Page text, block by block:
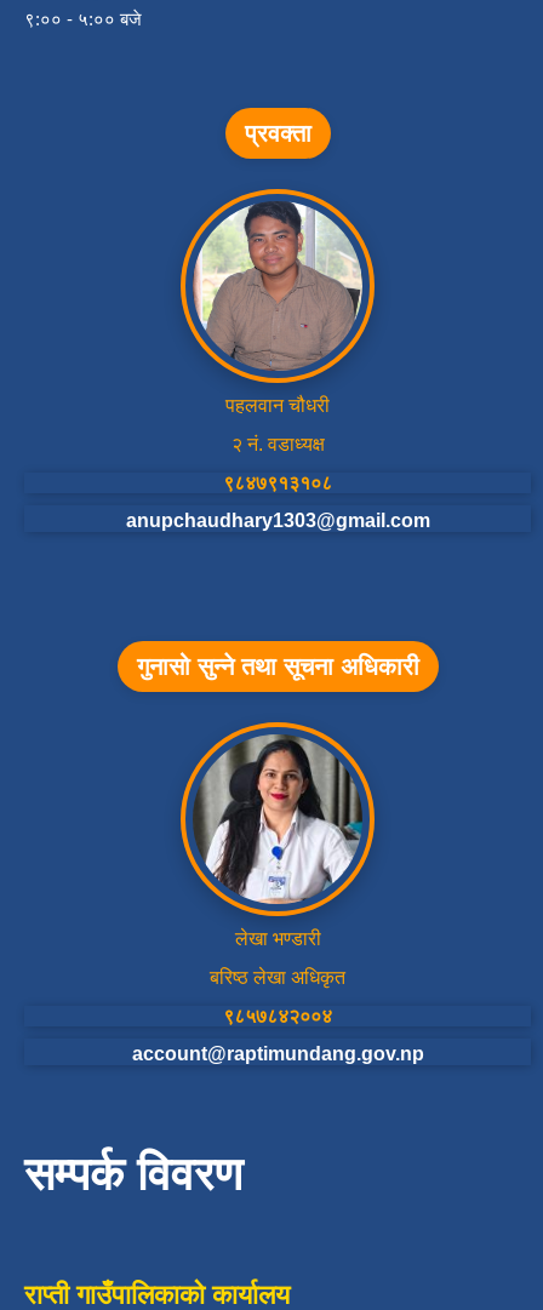
९:०० - ५:०० बजे
प्रवक्ता
पहलवान चौधरी
२ नं. वडाध्यक्ष
९८४७९१३१०८
anupchaudhary1303@gmail.com
गुनासो सुन्ने तथा सूचना अधिकारी
लेखा भण्डारी
बरिष्ठ लेखा अधिकृत
९८५७८४२००४
account@raptimundang.gov.np
सम्पर्क विवरण
राप्ती गाउँपालिकाको कार्यालय